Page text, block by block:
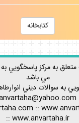
كتابخانه
به مركز پاسخگويي به
مي باشد
به سوالات ديني
::
www.anvartaha.ir
::